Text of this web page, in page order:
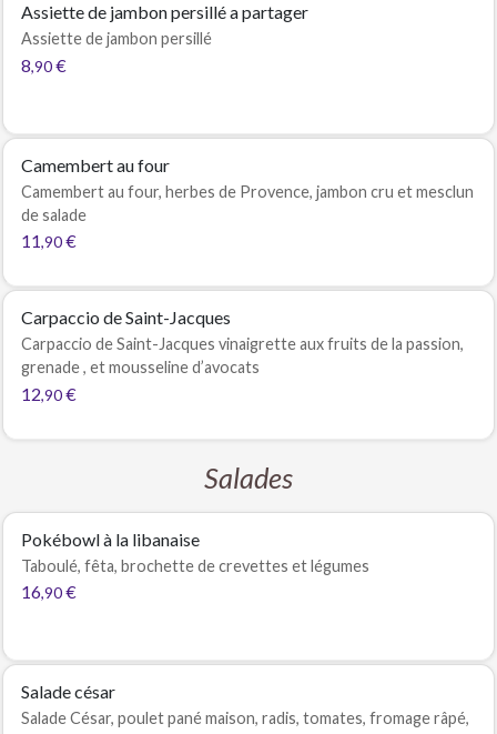
Voir les prix
Assiette de jambon persillé a partager
Assiette de jambon persillé
8,90 €
Camembert au four
Camembert au four, herbes de Provence, jambon cru et mesclun
de salade
11,90 €
Carpaccio de Saint-Jacques
Carpaccio de Saint-Jacques vinaigrette aux fruits de la passion,
grenade , et mousseline d’avocats
12,90 €
Salades
Pokébowl à la libanaise
Taboulé, fêta, brochette de crevettes et légumes
16,90 €
Salade césar
Salade César, poulet pané maison, radis, tomates, fromage râpé,